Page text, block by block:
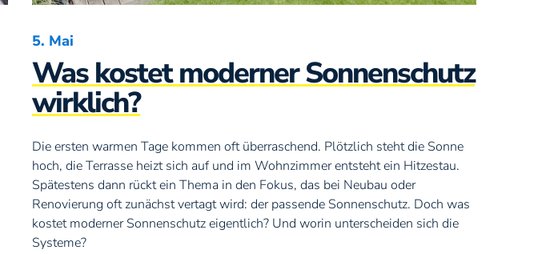
5. Mai
Was kostet moderner Sonnenschutz
wirklich?
Die ersten warmen Tage kommen oft überraschend. Plötzlich steht die Sonne
hoch, die Terrasse heizt sich auf und im Wohnzimmer entsteht ein Hitzestau.
Spätestens dann rückt ein Thema in den Fokus, das bei Neubau oder
Renovierung oft zunächst vertagt wird: der passende Sonnenschutz. Doch was
kostet moderner Sonnenschutz eigentlich? Und worin unterscheiden sich die
Systeme?